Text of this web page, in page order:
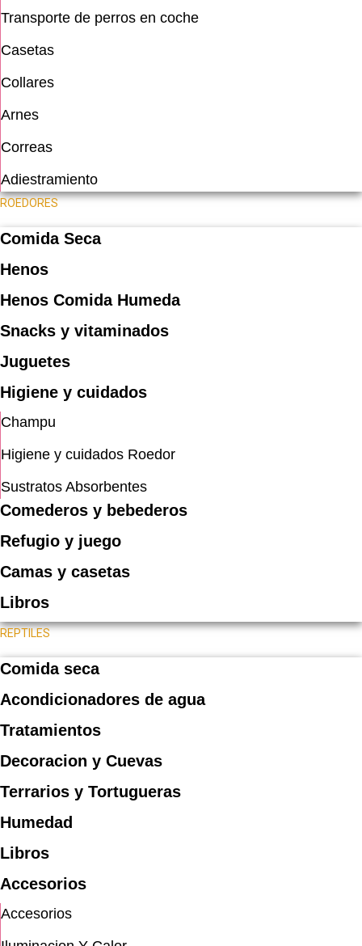
Transporte de perros en coche
Casetas
Collares
Arnes
Correas
Adiestramiento
ROEDORES
Comida Seca
Henos
Henos Comida Humeda
Snacks y vitaminados
Juguetes
Higiene y cuidados
Champu
Higiene y cuidados Roedor
Sustratos Absorbentes
Comederos y bebederos
Refugio y juego
Camas y casetas
Libros
REPTILES
Comida seca
Acondicionadores de agua
Tratamientos
Decoracion y Cuevas
Terrarios y Tortugueras
Humedad
Libros
Accesorios
Accesorios